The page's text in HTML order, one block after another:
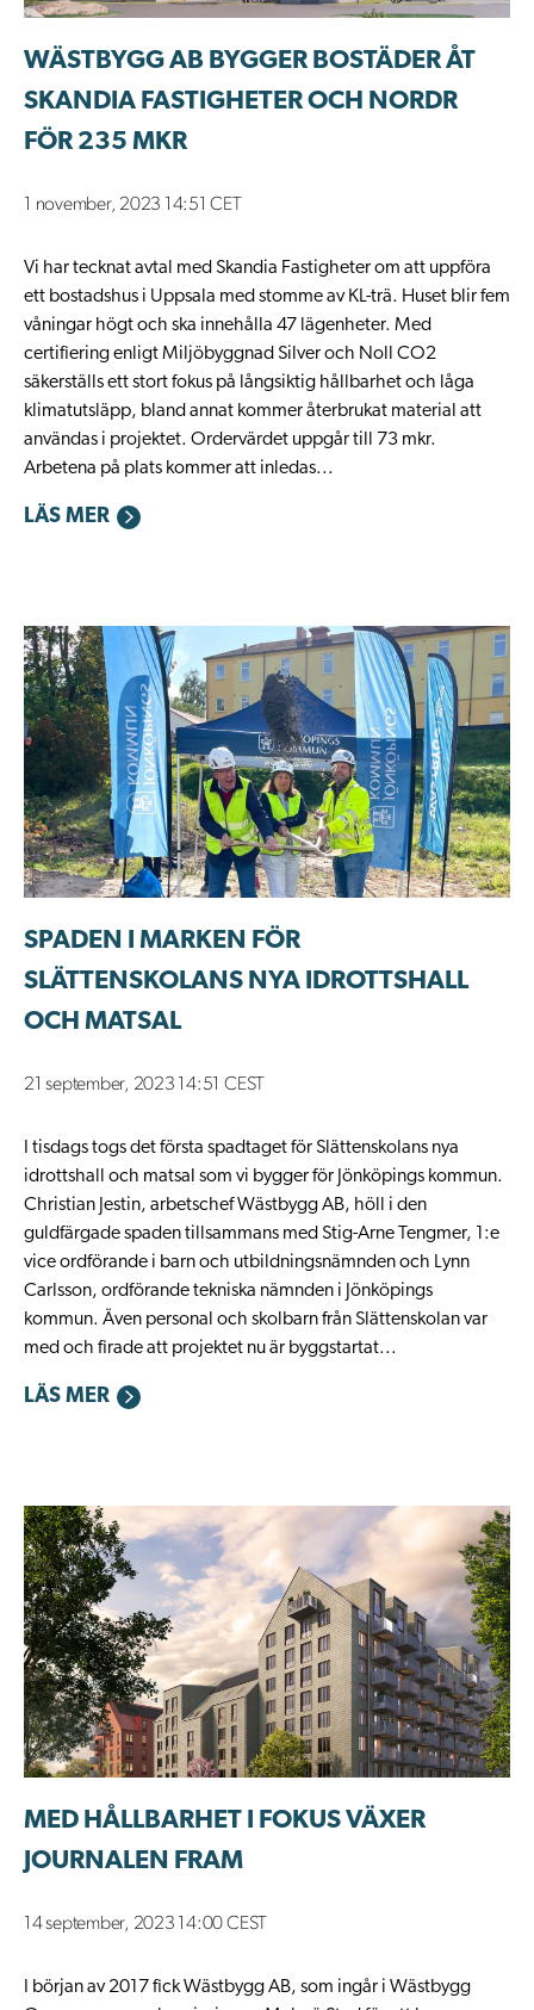
1 november, 2023 14:51 CET
WÄSTBYGG AB BYGGER BOSTÄDER ÅT
SKANDIA FASTIGHETER OCH NORDR
FÖR 235 MKR
Vi har tecknat avtal med Skandia Fastigheter om att uppföra
ett bostadshus i Uppsala med stomme av KL-trä. Huset blir fem
våningar högt och ska innehålla 47 lägenheter. Med
certifiering enligt Miljöbyggnad Silver och Noll CO2
säkerställs ett stort fokus på långsiktig hållbarhet och låga
klimatutsläpp, bland annat kommer återbrukat material att
användas i projektet. Ordervärdet uppgår till 73 mkr.
Arbetena på plats kommer att inledas...
LÄS MER
21 september, 2023 14:51 CEST
SPADEN I MARKEN FÖR
SLÄTTENSKOLANS NYA IDROTTSHALL
OCH MATSAL
I tisdags togs det första spadtaget för Slättenskolans nya
idrottshall och matsal som vi bygger för Jönköpings kommun.
Christian Jestin, arbetschef Wästbygg AB, höll i den
guldfärgade spaden tillsammans med Stig-Arne Tengmer, 1:e
vice ordförande i barn och utbildningsnämnden och Lynn
Carlsson, ordförande tekniska nämnden i Jönköpings
kommun. Även personal och skolbarn från Slättenskolan var
med och firade att projektet nu är byggstartat...
LÄS MER
14 september, 2023 14:00 CEST
MED HÅLLBARHET I FOKUS VÄXER
JOURNALEN FRAM
I början av 2017 fick Wästbygg AB, som ingår i Wästbygg